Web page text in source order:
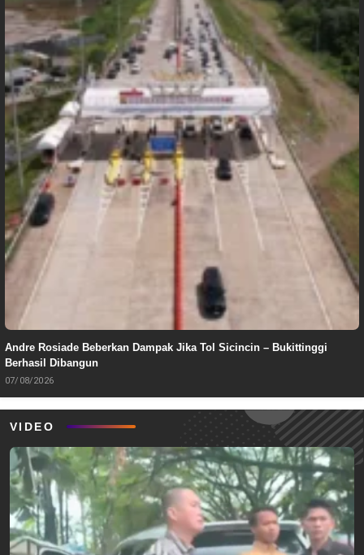
Andre Rosiade Beberkan Dampak Jika Tol Sicincin – Bukittinggi
Berhasil Dibangun
07/08/2026
VIDEO